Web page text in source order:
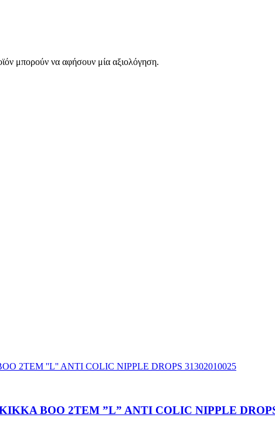
μπορούν να αφήσουν μία αξιολόγηση.
BOO 2TEM ”L” ANTI COLIC NIPPLE DROPS